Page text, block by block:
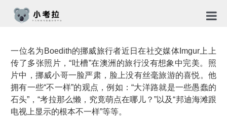
TG社
关于
一位名为Boedith的挪威旅行者近日在社交媒体Imgur上上
传了多张照片，“吐槽”在澳洲的旅行没有想象中完美。照
片中，挪威小哥一脸严肃，脸上没有丝毫旅游的喜悦。他
拥有一些“不一样”的观点，例如：“大洋路就是一些愚蠢的
石头”，“考拉那么懒，究竟萌点在哪儿？”以及“邦迪海滩跟
电视上显示的根本不一样”等等。